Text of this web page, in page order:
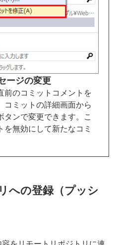
ージの変更
のコミットコメントを
コミットの詳細画面から
タンで変更できます。こ
無効にして新たなコミ
への登録（プッシ